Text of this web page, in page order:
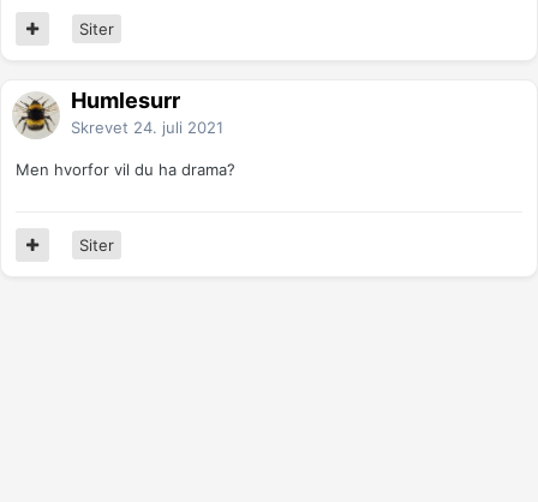
Siter
Humlesurr
Skrevet 24. juli 2021
Men hvorfor vil du ha drama?
Siter